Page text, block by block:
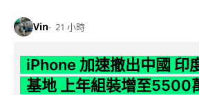
Vin 21 小時
iPhone 加速撤出中國 印
基地 上年組裝增至5500